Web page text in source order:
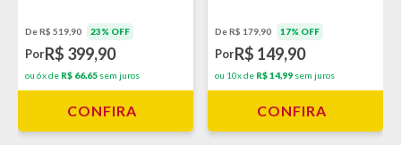
De R$ 519,90 23% OFF
PorR$ 399,90
ou 6x de R$ 66,65 sem juros
CONFIRA
De R$ 179,90 17% OFF
PorR$ 149,90
ou 10x de R$ 14,99 sem juros
CONFIRA